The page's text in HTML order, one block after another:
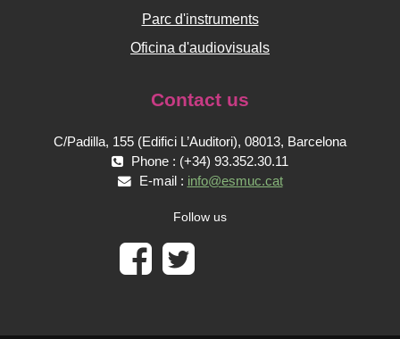
Parc d'instruments
Oficina d'audiovisuals
Contact us
C/Padilla, 155 (Edifici L’Auditori), 08013, Barcelona
Phone : (+34) 93.352.30.11
E-mail : info@esmuc.cat
Follow us